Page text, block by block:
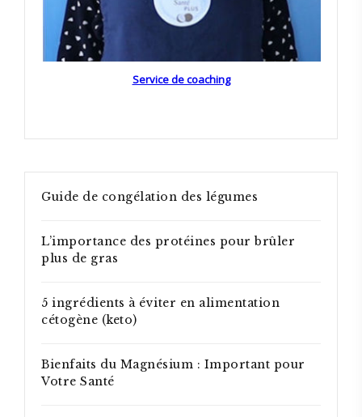
Service de coaching
Guide de congélation des légumes
L’importance des protéines pour brûler
plus de gras
5 ingrédients à éviter en alimentation
cétogène (keto)
Bienfaits du Magnésium : Important pour
Votre Santé